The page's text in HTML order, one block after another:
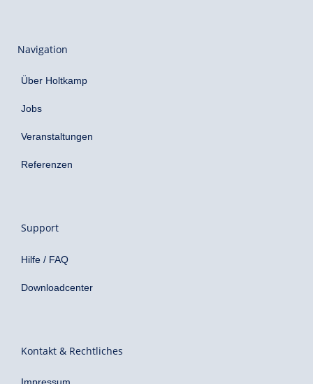
Navigation
Über Holtkamp
Jobs
Veranstaltungen
Referenzen
Support
Hilfe / FAQ
Downloadcenter
Kontakt & Rechtliches